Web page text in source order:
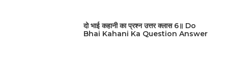
दो भाई कहानी का प्रश्न उत्तर क्लास 6॥ Do
Bhai Kahani Ka Question Answer